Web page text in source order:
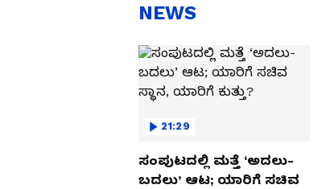
NEWS
21:29
ಸಂಪುಟದಲ್ಲಿ ಮತ್ತೆ ‘ಅದಲು-
ಬದಲು’ ಆಟ; ಯಾರಿಗೆ ಸಚಿವ